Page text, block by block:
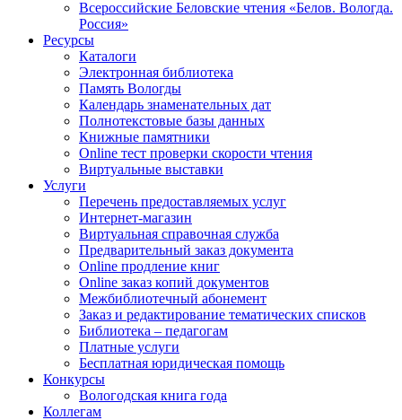
Всероссийские Беловские чтения «Белов. Вологда.
Россия»
Ресурсы
Каталоги
Электронная библиотека
Память Вологды
Календарь знаменательных дат
Полнотекстовые базы данных
Книжные памятники
Online тест проверки скорости чтения
Виртуальные выставки
Услуги
Перечень предоставляемых услуг
Интернет-магазин
Виртуальная справочная служба
Предварительный заказ документа
Online продление книг
Online заказ копий документов
Межбиблиотечный абонемент
Заказ и редактирование тематических списков
Библиотека – педагогам
Платные услуги
Бесплатная юридическая помощь
Конкурсы
Вологодская книга года
Коллегам